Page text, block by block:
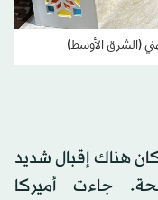
(الشرق الأوسط)
هناك إقبال شديد
جاءت أميركا